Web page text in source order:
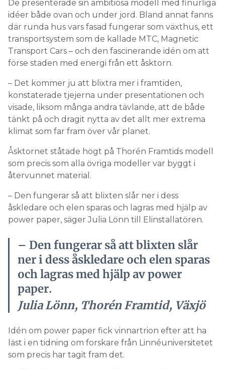
De presenterade sin ambitiösa modell med finurliga
idéer både ovan och under jord. Bland annat fanns
där runda hus vars fasad fungerar som växthus, ett
transportsystem som de kallade MTC, Magnetic
Transport Cars – och den fascinerande idén om att
förse staden med energi från ett åsktorn.
– Det kommer ju att blixtra mer i framtiden,
konstaterade tjejerna under presentationen och
visade, liksom många andra tävlande, att de både
tänkt på och dragit nytta av det allt mer extrema
klimat som far fram över vår planet.
Åsktornet ståtade högt på Thorén Framtids modell
som precis som alla övriga modeller var byggt i
återvunnet material.
– Den fungerar så att blixten slår ner i dess
åskledare och elen sparas och lagras med hjälp av
power paper, säger Julia Lönn till Elinstallatören.
– Den fungerar så att blixten slår
ner i dess åskledare och elen sparas
och lagras med hjälp av power
paper.
Julia Lönn, Thorén Framtid, Växjö
Idén om power paper fick vinnartrion efter att ha
läst i en tidning om forskare från Linnéuniversitetet
som precis har tagit fram det.